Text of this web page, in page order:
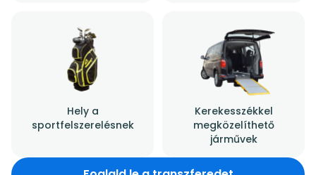
Hely a
sportfelszerelésnek
Kerekesszékkel
megközelíthető
járművek